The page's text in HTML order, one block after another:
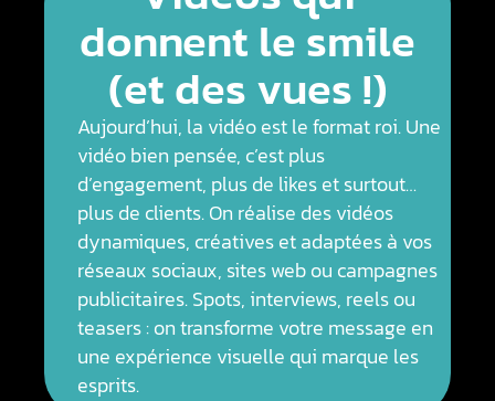
donnent le smile
(et des vues !)
Aujourd’hui, la vidéo est le format roi. Une
vidéo bien pensée, c’est plus
d’engagement, plus de likes et surtout…
plus de clients. On réalise des vidéos
dynamiques, créatives et adaptées à vos
réseaux sociaux, sites web ou campagnes
publicitaires. Spots, interviews, reels ou
teasers : on transforme votre message en
une expérience visuelle qui marque les
esprits.